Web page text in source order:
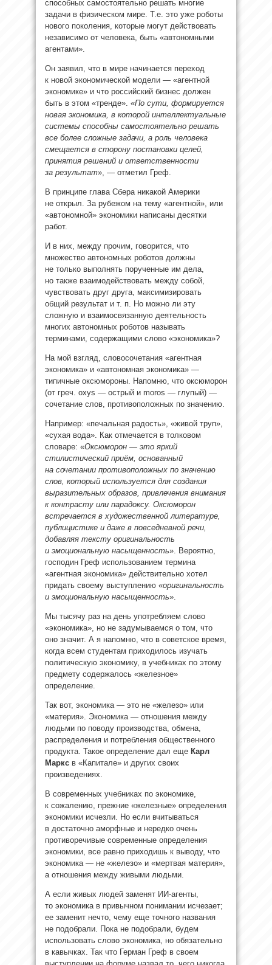
способных самостоятельно решать многие
задачи в физическом мире. Т.е. это уже роботы
нового поколения, которые могут действовать
независимо от человека, быть «автономными
агентами».
Он заявил, что в мире начинается переход
к новой экономической модели — «агентной
экономике» и что российский бизнес должен
быть в этом «тренде». «По сути, формируется
новая экономика, в которой интеллектуальные
системы способны самостоятельно решать
все более сложные задачи, а роль человека
смещается в сторону постановки целей,
принятия решений и ответственности
за результат», — отметил Греф.
В принципе глава Сбера никакой Америки
не открыл. За рубежом на тему «агентной», или
«автономной» экономики написаны десятки
работ.
И в них, между прочим, говорится, что
множество автономных роботов должны
не только выполнять порученные им дела,
но также взаимодействовать между собой,
чувствовать друг друга, максимизировать
общий результат и т. п. Но можно ли эту
сложную и взаимосвязанную деятельность
многих автономных роботов называть
терминами, содержащими слово «экономика»?
На мой взгляд, словосочетания «агентная
экономика» и «автономная экономика» —
типичные оксюмороны. Напомню, что оксюморон
(от греч. oxys — острый и moros — глупый) —
сочетание слов, противоположных по значению.
Например: «печальная радость», «живой труп»,
«сухая вода». Как отмечается в толковом
словаре: «Оксюморон — это яркий
стилистический приём, основанный
на сочетании противоположных по значению
слов, который используется для создания
выразительных образов, привлечения внимания
к контрасту или парадоксу. Оксюморон
встречается в художественной литературе,
публицистике и даже в повседневной речи,
добавляя тексту оригинальность
и эмоциональную насыщенность». Вероятно,
господин Греф использованием термина
«агентная экономика» действительно хотел
придать своему выступлению «оригинальность
и эмоциональную насыщенность».
Мы тысячу раз на день употребляем слово
«экономика», но не задумываемся о том, что
оно значит. А я напомню, что в советское время,
когда всем студентам приходилось изучать
политическую экономику, в учебниках по этому
предмету содержалось «железное»
определение.
Так вот, экономика — это не «железо» или
«материя». Экономика — отношения между
людьми по поводу производства, обмена,
распределения и потребления общественного
продукта. Такое определение дал еще Карл
Маркс в «Капитале» и других своих
произведениях.
В современных учебниках по экономике,
к сожалению, прежние «железные» определения
экономики исчезли. Но если вчитываться
в достаточно аморфные и нередко очень
противоречивые современные определения
экономики, все равно приходишь к выводу, что
экономика — не «железо» и «мертвая материя»,
а отношения между живыми людьми.
А если живых людей заменят ИИ-агенты,
то экономика в привычном понимании исчезает;
ее заменит нечто, чему еще точного названия
не подобрали. Пока не подобрали, будем
использовать слово экономика, но обязательно
в кавычках. Так что Герман Греф в своем
выступлении на форуме назвал то, чего никогда